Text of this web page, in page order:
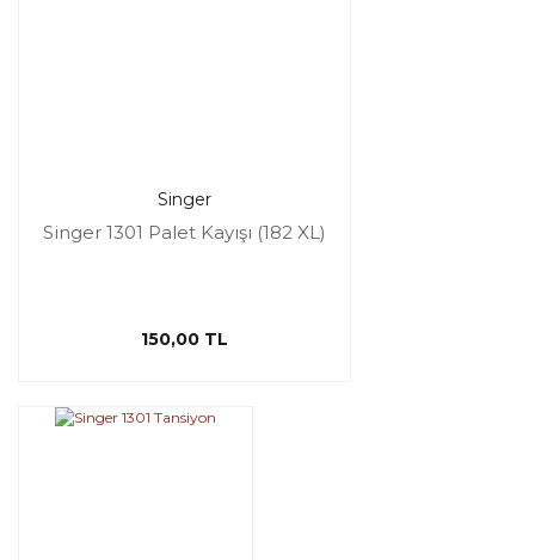
Singer
Singer 1301 Palet Kayışı (182 XL)
150,00 TL